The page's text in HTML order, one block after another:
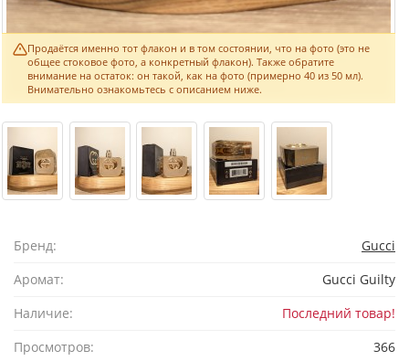
Продаётся именно тот флакон и в том состоянии, что на фото (это не
общее стоковое фото, а конкретный флакон). Также обратите
внимание на остаток: он такой, как на фото (примерно 40 из 50 мл).
Внимательно ознакомьтесь с описанием ниже.
Бренд:
Gucci
Аромат:
Gucci Guilty
Наличие:
Последний товар!
Просмотров:
366